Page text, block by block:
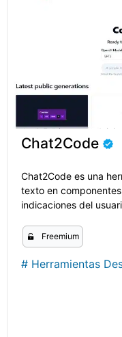
Chat2Code
Chat2Code es una
texto en
indicaciones del
Freemium
# Herramientas